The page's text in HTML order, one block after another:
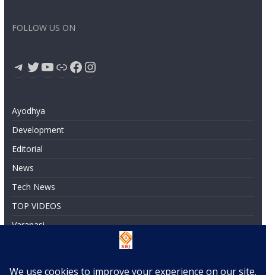
FOLLOW US ON
Telegram
Twitter
YouTube
LinkFacebook
Instagram
Ayodhya
Development
Editorial
News
Tech News
TOP VIDEOS
Varanasi